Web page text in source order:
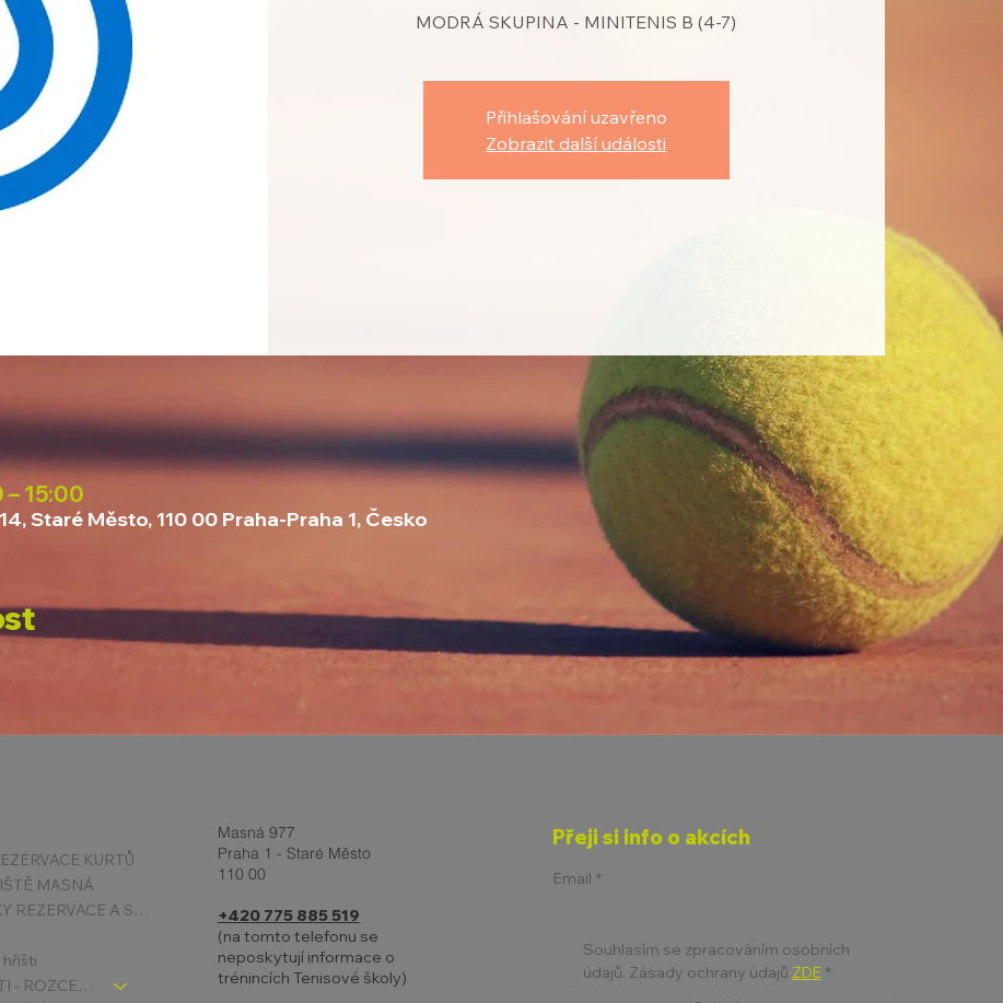
MODRÁ SKUPINA - MINITENIS B (4-7)
Přihlašování uzavřeno
Zobrazit další události
– 15:00
Staré Město, 110 00 Praha-Praha 1, Česko
KURTŮ
MASNÁ
PODMÍNKY REZERVACE A STORNA
TENIS DĚTI - ROZCESTNÍK
Masná 977
Praha 1 - Staré Město
110 00
+420 775 885 519
(na tomto telefonu se
neposkytují informace o
trénincích Tenisové školy)
Přeji si info o akcích
Email *
Souhlasím se zpracováním osobních
údajů. Zásady ochrany údajů ZDE *